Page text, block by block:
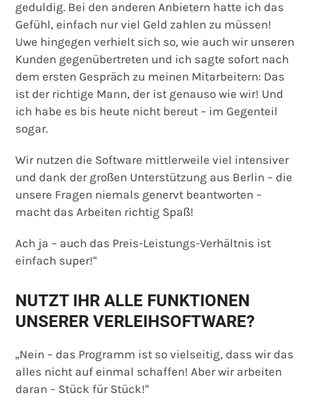
geduldig. Bei den anderen Anbietern hatte ich das
Gefühl, einfach nur viel Geld zahlen zu müssen!
Uwe hingegen verhielt sich so, wie auch wir unseren
Kunden gegenübertreten und ich sagte sofort nach
dem ersten Gespräch zu meinen Mitarbeitern: Das
ist der richtige Mann, der ist genauso wie wir! Und
ich habe es bis heute nicht bereut – im Gegenteil
sogar.
Wir nutzen die Software mittlerweile viel intensiver
und dank der großen Unterstützung aus Berlin – die
unsere Fragen niemals genervt beantworten –
macht das Arbeiten richtig Spaß!
Ach ja – auch das Preis-Leistungs-Verhältnis ist
einfach super!“
NUTZT IHR ALLE FUNKTIONEN
UNSERER VERLEIHSOFTWARE?
„Nein – das Programm ist so vielseitig, dass wir das
alles nicht auf einmal schaffen! Aber wir arbeiten
daran – Stück für Stück!“